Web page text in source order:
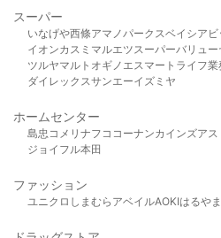
スーパー
いなげや西條アマノパークスベイシア
イオンカスミ マルエツスーパーバリュー
ツルヤマルト オギノ エスマート ライフ業
ダイレックスサンエーイズミヤ
ホームセンター
島忠 コメリ ナフコ コーナンカインズア
ジョイフル本田
ファッション
ユニクロ しまむら アベイルAOKIはるやま